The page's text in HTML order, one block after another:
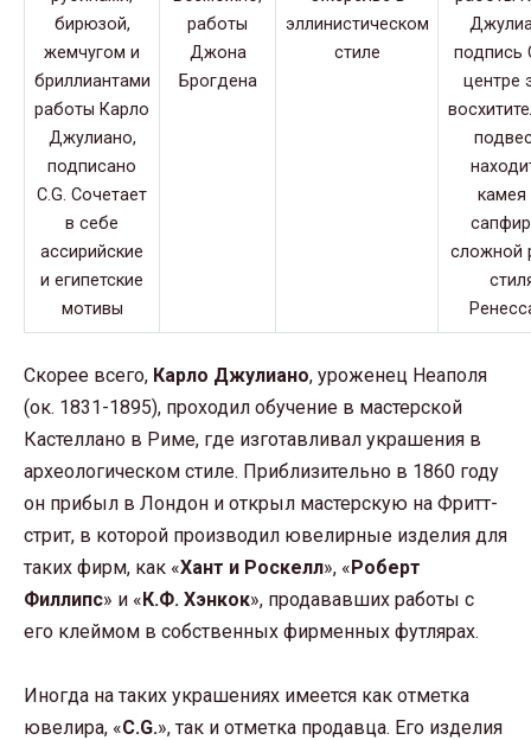
Скорее всего, Карло Джулиано, уроженец Неаполя
(ок. 1831-1895), проходил обучение в мастерской
Кастеллано в Риме, где изготавливал украшения в
археологическом стиле. Приблизительно в 1860 году
он прибыл в Лондон и открыл мастерскую на Фритт-
стрит, в которой производил ювелирные изделия для
таких фирм, как «Хант и Роскелл», «Роберт
Филлипс» и «К.Ф. Хэнкок», продававших работы с
его клеймом в собственных фирменных футлярах.
Иногда на таких украшениях имеется как отметка
ювелира, «C.G.», так и отметка продавца. Его изделия